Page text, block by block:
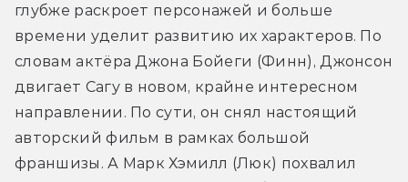
глубже раскроет персонажей и больше
времени уделит развитию их характеров. По
словам актёра Джона Бойеги (Финн), Джонсон
двигает Сагу в новом, крайне интересном
направлении. По сути, он снял настоящий
авторский фильм в рамках большой
франшизы. А Марк Хэмилл (Люк) похвалил